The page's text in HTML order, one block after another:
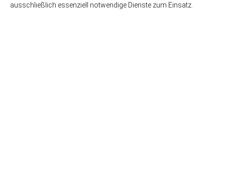
ausschließlich essenziell notwendige Dienste zum Einsatz.